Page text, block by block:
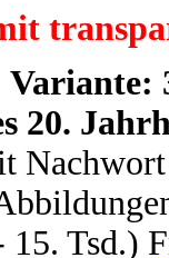
Variante:
20.
Tsd.)